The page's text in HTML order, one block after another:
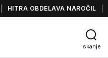
HITRA OBDELAVA NAROČIL
Iskanje